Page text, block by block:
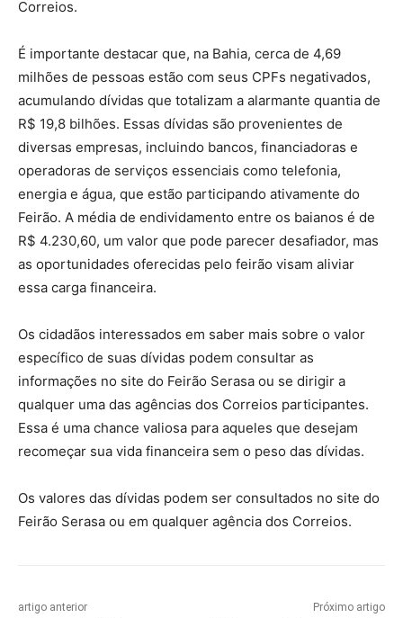
Correios.
É importante destacar que, na Bahia, cerca de 4,69
milhões de pessoas estão com seus CPFs negativados,
acumulando dívidas que totalizam a alarmante quantia de
R$ 19,8 bilhões. Essas dívidas são provenientes de
diversas empresas, incluindo bancos, financiadoras e
operadoras de serviços essenciais como telefonia,
energia e água, que estão participando ativamente do
Feirão. A média de endividamento entre os baianos é de
R$ 4.230,60, um valor que pode parecer desafiador, mas
as oportunidades oferecidas pelo feirão visam aliviar
essa carga financeira.
Os cidadãos interessados em saber mais sobre o valor
específico de suas dívidas podem consultar as
informações no site do Feirão Serasa ou se dirigir a
qualquer uma das agências dos Correios participantes.
Essa é uma chance valiosa para aqueles que desejam
recomeçar sua vida financeira sem o peso das dívidas.
Os valores das dívidas podem ser consultados no site do
Feirão Serasa ou em qualquer agência dos Correios.
artigo anterior Próximo artigo